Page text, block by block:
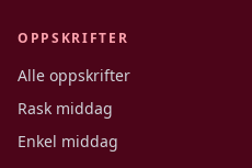
OPPSKRIFTER
Alle oppskrifter
Rask middag
Enkel middag